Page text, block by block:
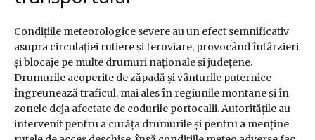
Condițiile meteorologice severe au un efect semnificativ
asupra circulației rutiere și feroviare, provocând întârzieri
și blocaje pe multe drumuri naționale și județene.
Drumurile acoperite de zăpadă și vânturile puternice
îngreunează traficul, mai ales în regiunile montane și în
zonele deja afectate de codurile portocalii. Autoritățile au
intervenit pentru a curăța drumurile și pentru a menține